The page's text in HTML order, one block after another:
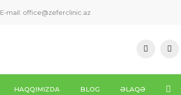
E-mail: office@zeferclinic.az
HAQQIMIZDA BLOG ƏLAQƏ